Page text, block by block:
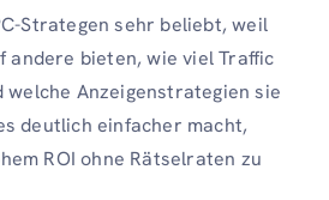
Strategen sehr beliebt, weil
andere bieten, wie viel Traffic
Anzeigenstrategien sie
deutlich einfacher macht,
ROI ohne Rätselraten zu